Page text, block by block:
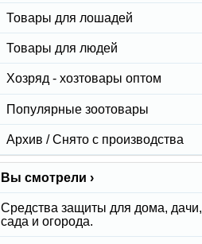
Товары для лошадей
Товары для людей
Хозряд - хозтовары оптом
Популярные зоотовары
Архив / Снято с производства
Вы смотрели ›
Средства защиты для дома, дачи,
сада и огорода.